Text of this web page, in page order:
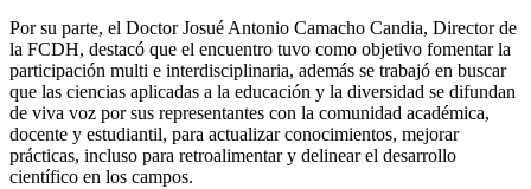
Por su parte, el Doctor Josué Antonio Camacho Candia, Director de
la FCDH, destacó que el encuentro tuvo como objetivo fomentar la
participación multi e interdisciplinaria, además se trabajó en buscar
que las ciencias aplicadas a la educación y la diversidad se difundan
de viva voz por sus representantes con la comunidad académica,
docente y estudiantil, para actualizar conocimientos, mejorar
prácticas, incluso para retroalimentar y delinear el desarrollo
científico en los campos.